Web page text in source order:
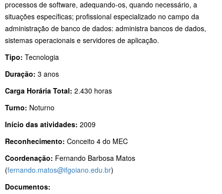
processos de software, adequando-os, quando necessário, a
situações específicas; profissional especializado no campo da
administração de banco de dados: administra bancos de dados,
sistemas operacionais e servidores de aplicação.
Tipo: Tecnologia
Duração: 3 anos
Carga Horária Total: 2.430 horas
Turno: Noturno
Início das atividades: 2009
Reconhecimento: Conceito 4 do MEC
Coordenação: Fernando Barbosa Matos
(fernando.matos@ifgoiano.edu.br)
Documentos: